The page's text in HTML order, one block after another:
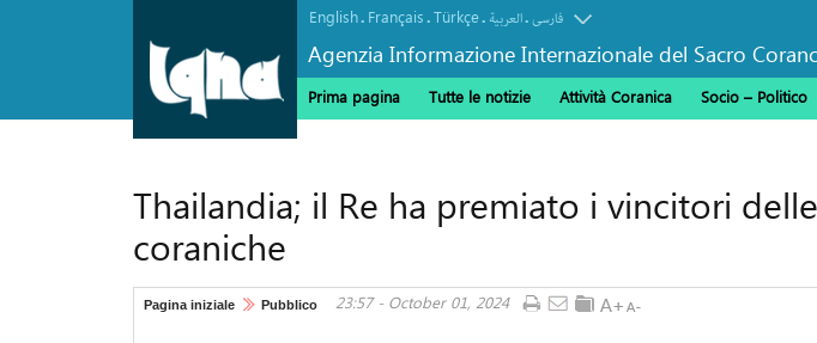
Agenzia Informazione Internazionale del Sacro
English. Français.Türkçe. العربیة.فارسی
Prima pagina Tutte le notizie Attività Coranica Socio – Politico
Thailandia; il Re ha premiato i vincitori
coraniche
Pagina iniziale Pubblico 23:57 - October 01, 2024